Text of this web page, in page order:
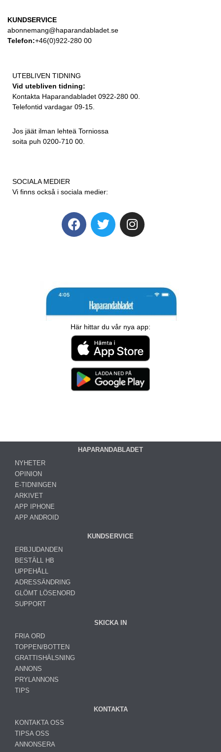
KUNDSERVICE
abonnemang@haparandabladet.se
Telefon:+46(0)922-280 00
UTEBLIVEN TIDNING
Vid utebliven tidning:
Kontakta Haparandabladet 0922-280 00.
Telefontid vardagar 09-15.
Jos jäät ilman lehteä Torniossa
soita puh 0200-710 00.
SOCIALA MEDIER
Vi finns också i sociala medier:
Här hittar du vår nya app:
HAPARANDABLADET
NYHETER
OPINION
E-TIDNINGEN
ARKIVET
APP IPHONE
APP ANDROID
KUNDSERVICE
ERBJUDANDEN
BESTÄLL HB
UPPEHÅLL
ADRESSÄNDRING
GLÖMT LÖSENORD
SUPPORT
SKICKA IN
FRIA ORD
TOPPEN/BOTTEN
GRATTISHÄLSNING
ANNONS
PRYLANNONS
TIPS
KONTAKTA
KONTAKTA OSS
TIPSA OSS
ANNONSERA